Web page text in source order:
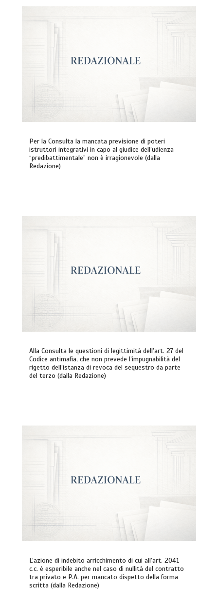
Per la Consulta la mancata previsione di poteri
istruttori integrativi in capo al giudice dell’udienza
“predibattimentale” non è irragionevole (dalla
Redazione)
Alla Consulta le questioni di legittimità dell’art. 27 del
Codice antimafia, che non prevede l’impugnabilità del
rigetto dell’istanza di revoca del sequestro da parte
del terzo (dalla Redazione)
L’azione di indebito arricchimento di cui all’art. 2041
c.c. è esperibile anche nel caso di nullità del contratto
tra privato e P.A. per mancato dispetto della forma
scritta (dalla Redazione)